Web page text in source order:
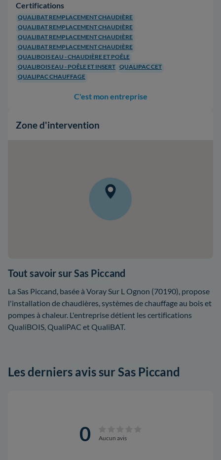
Certifications
QUALIBAT REMPLACEMENT CHAUDIÈRE
QUALIBAT REMPLACEMENT CHAUDIÈRE
QUALIBAT REMPLACEMENT CHAUDIÈRE
QUALIBAT REMPLACEMENT CHAUDIÈRE
QUALIBOIS EAU - CHAUDIÈRE ET POÊLE
QUALIBOIS EAU - POÊLE ET INSERT QUALIPAC CET
QUALIPAC CHAUFFAGE
C'est mon entreprise
Zone d'intervention
Tout savoir sur Sas Piccand
La Sas Piccand, basée à Voray Sur L Ognon (70190), propose
l'installation de chaudières, systèmes de chauffage au bois et
pompes à chaleur. L'entreprise détient les certifications
QualiBOIS, QualiPAC et QualiBAT.
Les derniers avis sur Sas Piccand
0 Aucun avis